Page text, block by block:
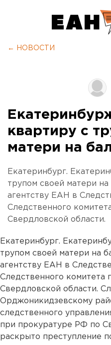
← НОВОСТИ
квартиру с
матери на
Екатеринбург.
трупом своей матери
агентству ЕАН в
Следственного
Свердловской области.
Екатеринбург.
трупом своей матери на
агентству ЕАН в
Следственного комитета
Свердловской области.
Орджоникидзевскому
следственного
при прокуратуре РФ по
раскрыто преступление